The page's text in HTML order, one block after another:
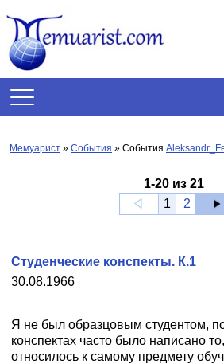
Мемуарист » События » События
1-20из 21
1
2
30.08.1966
Студенческие конспекты. К.1
Я не был образцовым студентом,
конспектах часто было написано
относилось к самому предмету